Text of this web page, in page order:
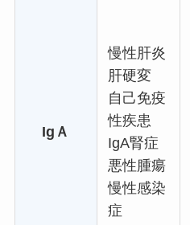
IgＡ
慢性肝炎
肝硬変
自己免疫
性疾患
IgA腎症
悪性腫瘍
慢性感染
症